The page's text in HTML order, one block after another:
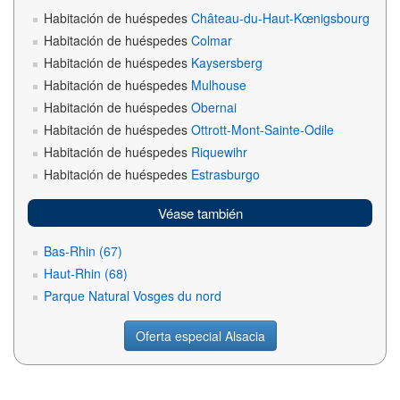
Habitación de huéspedes Château-du-Haut-Kœnigsbourg
Habitación de huéspedes Colmar
Habitación de huéspedes Kaysersberg
Habitación de huéspedes Mulhouse
Habitación de huéspedes Obernai
Habitación de huéspedes Ottrott-Mont-Sainte-Odile
Habitación de huéspedes Riquewihr
Habitación de huéspedes Estrasburgo
Véase también
Bas-Rhin (67)
Haut-Rhin (68)
Parque Natural Vosges du nord
Oferta especial Alsacia